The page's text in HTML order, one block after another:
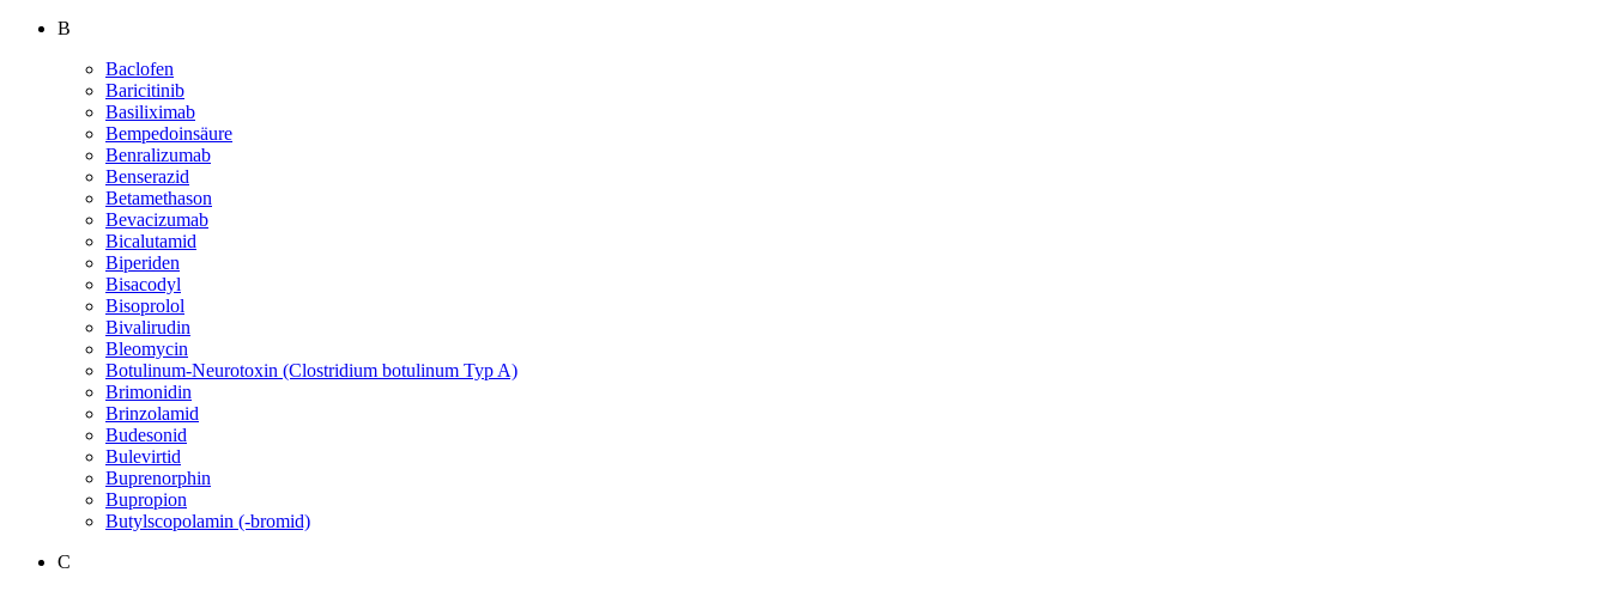
B
Baclofen
Baricitinib
Basiliximab
Bempedoinsäure
Benralizumab
Benserazid
Betamethason
Bevacizumab
Bicalutamid
Biperiden
Bisacodyl
Bisoprolol
Bivalirudin
Bleomycin
Botulinum-Neurotoxin (Clostridium botulinum Typ A)
Brimonidin
Brinzolamid
Budesonid
Bulevirtid
Buprenorphin
Bupropion
Butylscopolamin (-bromid)
C